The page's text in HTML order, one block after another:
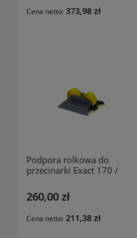
Cena netto: 373,98 zł
Podpora rolkowa do
przecinarki Exact 170 /
EXACT
260,00 zł
Cena netto: 211,38 zł